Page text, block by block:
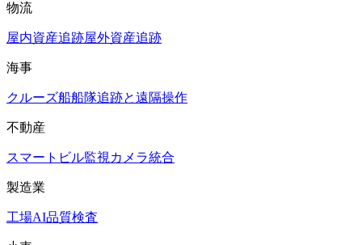
物流
屋内資産追跡屋外資産追跡
海事
クルーズ船船隊追跡と遠隔操作
不動産
スマートビル監視カメラ統合
製造業
工場AI品質検査